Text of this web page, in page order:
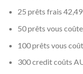
25 prêts frais
50 prêts vous
100 prêts vous
300 credit coûts